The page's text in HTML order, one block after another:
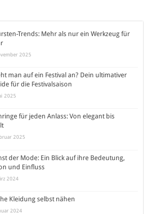
Trends: Mehr als nur ein Werkzeug für
2025
man auf ein Festival an? Dein ultimativer
für die Festivalsaison
2025
für jeden Anlass: Von elegant bis
2025
der Mode: Ein Blick auf ihre Bedeutung,
und Einfluss
2024
Kleidung selbst nähen
2024